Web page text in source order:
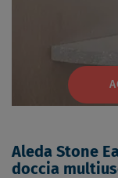
Aleda Stone
doccia